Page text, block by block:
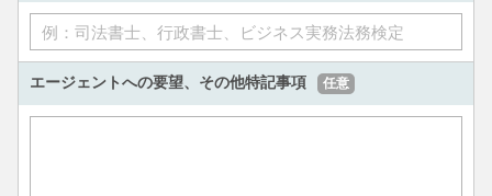
エージェントへの要望、 その他特記事項 任意